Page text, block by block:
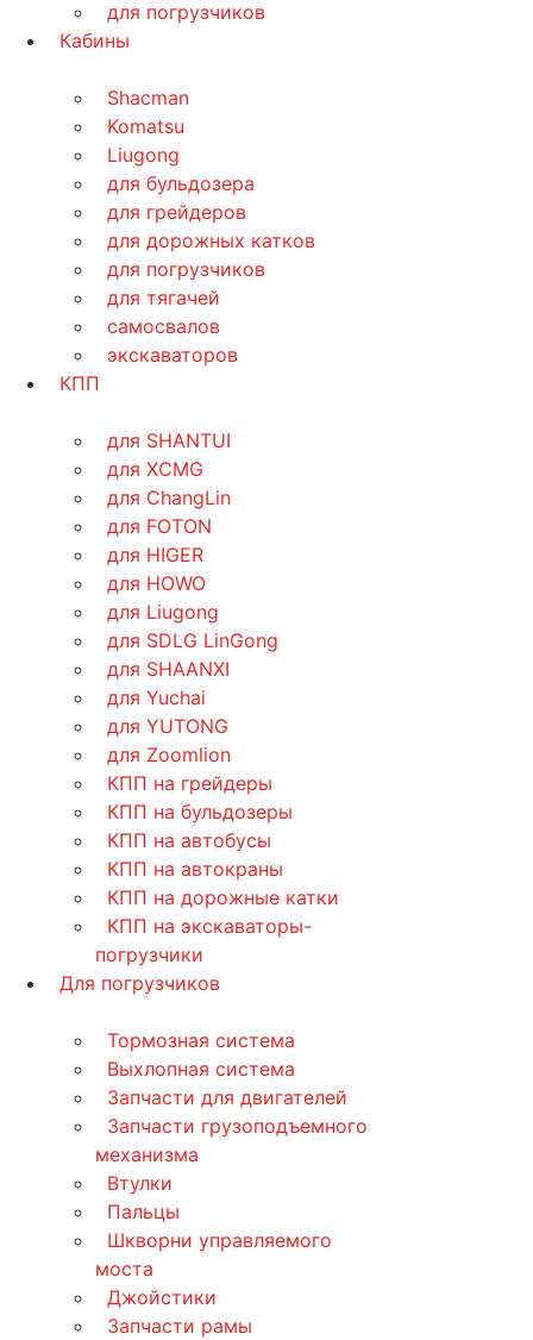
для погрузчиков
Кабины
Shacman
Komatsu
Liugong
для бульдозера
для грейдеров
для дорожных катков
для погрузчиков
для тягачей
самосвалов
экскаваторов
КПП
для SHANTUI
для XCMG
для ChangLin
для FOTON
для HIGER
для HOWO
для Liugong
для SDLG LinGong
для SHAANXI
для Yuchai
для YUTONG
для Zoomlion
КПП на грейдеры
КПП на бульдозеры
КПП на автобусы
КПП на автокраны
КПП на дорожные катки
КПП на экскаваторы-
погрузчики
Для погрузчиков
Тормозная система
Выхлопная система
Запчасти для двигателей
Запчасти грузоподъемного
механизма
Втулки
Пальцы
Шкворни управляемого
моста
Джойстики
Запчасти рамы